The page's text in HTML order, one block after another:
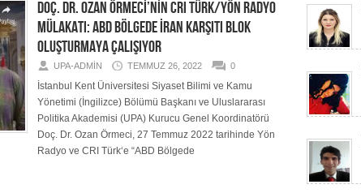
DOÇ. DR. OZAN ÖRMECİ’NİN CRI TÜRK/YÖN RADYO
MÜLAKATI: ABD BÖLGEDE İRAN KARŞITI BLOK
OLUŞTURMAYA ÇALIŞIYOR
UPA-ADMIN TEMMUZ 26, 2022 0
İstanbul Kent Üniversitesi Siyaset Bilimi ve Kamu
Yönetimi (İngilizce) Bölümü Başkanı ve Uluslararası
Politika Akademisi (UPA) Kurucu Genel Koordinatörü
Doç. Dr. Ozan Örmeci, 27 Temmuz 2022 tarihinde Yön
Radyo ve CRI Türk‘e “ABD Bölgede